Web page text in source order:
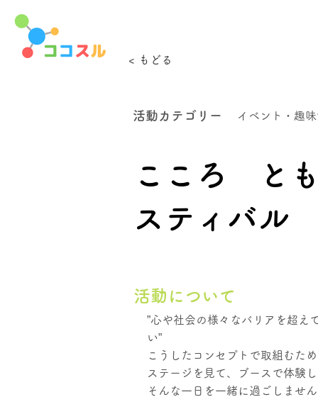
< もどる
活動カテゴリー イベント・趣
こころ と
スティバル
活動について
”心や社会の様々なバリアを超え
い”
こうしたコンセプトで取組むた
ステージを見て、ブースで体験
そんな一日を一緒に過ごしませ